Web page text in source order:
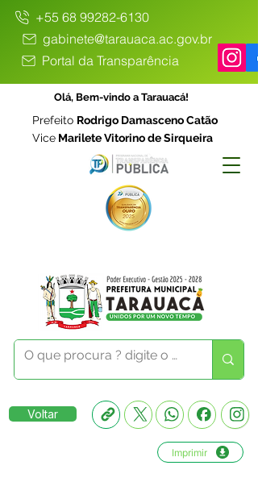
+55 68 99282-6130
gabinete@tarauaca.ac.gov.br
Portal da Transparência
Olá, Bem-vindo a Tarauacá!
Prefeito Rodrigo Damasceno Catão
Vice Marilete Vitorino de Sirqueira
Voltar
Imprimir